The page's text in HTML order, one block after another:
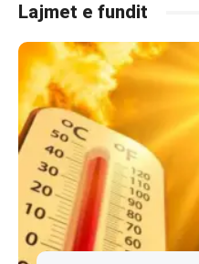
Lajmet e fundit